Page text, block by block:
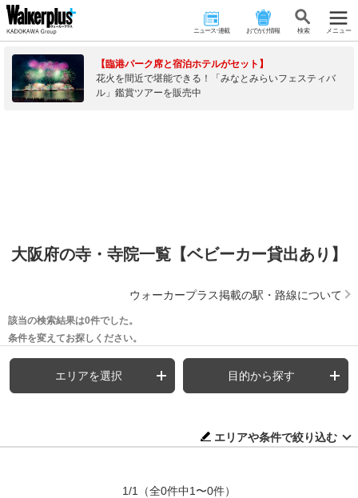
ニュース･連載 おでかけ情報 検 索 メニュー
【臨港パーク席と宿泊ホテルがセット】
花火を間近で堪能できる！「みなとみらいフェスティバ
ル」鑑賞ツアーを販売中
大阪府の寺・寺院一覧【ベビーカー貸出あり】
ウォーカープラス掲載の駅・路線について
該当の検索結果は0件でした。
条件を変えてお探しください。
エリアを選択 目的から探す
エリアや条件で絞り込む
1/1 （全0件中1〜0件）